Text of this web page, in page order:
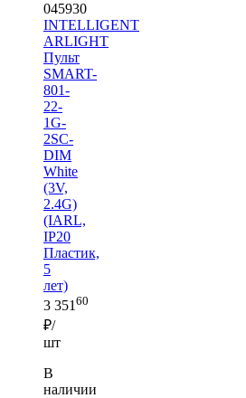
045930
INTELLIGENT
ARLIGHT
Пульт
SMART-
801-
22-
1G-
2SC-
DIM
White
(3V,
2.4G)
(IARL,
IP20
Пластик,
5
лет)
3 35160
₽/
шт
В
наличии